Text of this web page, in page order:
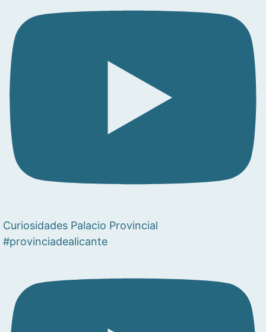
Curiosidades Palacio Provincial
#provinciadealicante